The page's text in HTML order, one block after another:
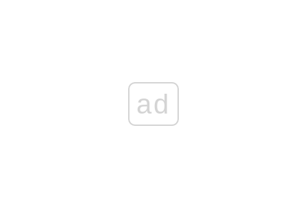
ad